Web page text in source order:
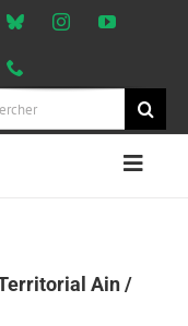
ORIENTATIONS
Ain /